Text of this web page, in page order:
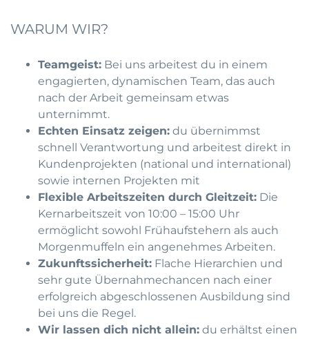
WARUM WIR?
Teamgeist: Bei uns arbeitest du in einem
engagierten, dynamischen Team, das auch
nach der Arbeit gemeinsam etwas
unternimmt.
Echten Einsatz zeigen: du übernimmst
schnell Verantwortung und arbeitest direkt in
Kundenprojekten (national und international)
sowie internen Projekten mit
Flexible Arbeitszeiten durch Gleitzeit: Die
Kernarbeitszeit von 10:00 – 15:00 Uhr
ermöglicht sowohl Frühaufstehern als auch
Morgenmuffeln ein angenehmes Arbeiten.
Zukunftssicherheit: Flache Hierarchien und
sehr gute Übernahmechancen nach einer
erfolgreich abgeschlossenen Ausbildung sind
bei uns die Regel.
Wir lassen dich nicht allein: du erhältst einen